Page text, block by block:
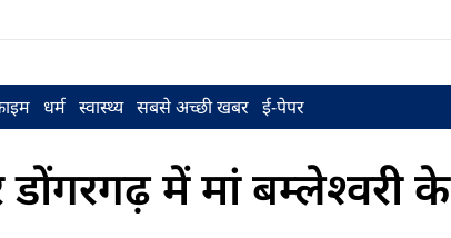
धर्म स्वास्थ्य सबसे अच्छी खबर ई-पेपर
में मां बम्लेश्वरी के